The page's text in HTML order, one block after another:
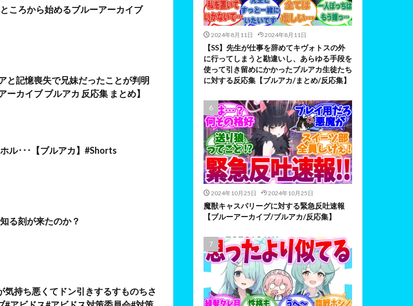
ころから始めるブルーアーカイブ
と記憶喪失で兄妹だったことが判明
ーカイブ ブルアカ 反応集 まとめ】
ル･･･【ブルアカ】#Shorts
る刻が来たのか？
気持ち悪くてドン引きするすものちさ
2024年8月11日 2024年8月11日
【SS】先生が仕事を辞めてキヴォトスの外
に行ってしまうと勘違いし、あらゆる手段を
使って引き留めにかかったブルアカ生徒たち
に対する反応集【ブルアカ/まとめ/反応集】
2024年10月25日 2024年10月25日
魔獣キャスパリーグに対する緊急反吐速報
【ブルーアーカイブ/ブルアカ/反応集】